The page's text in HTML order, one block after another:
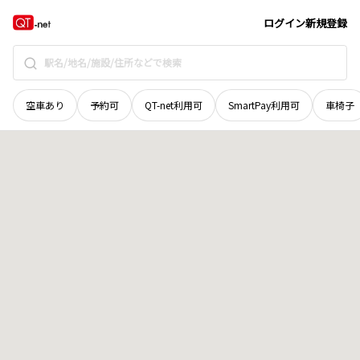
ログイン新規登録
空車あり 予約可 QT-net利用可 SmartPay利用可 車椅子
北海道